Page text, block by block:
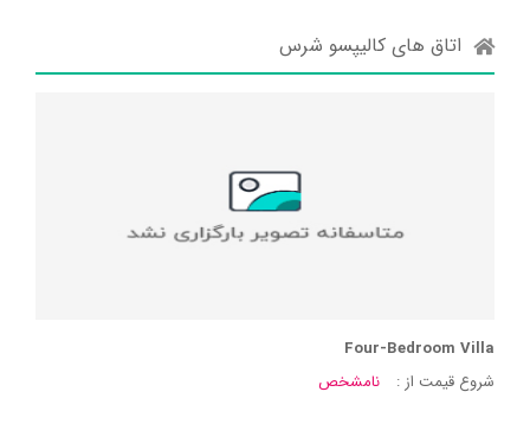
اتاق های کالیپسو شرس
Four-Bedroom Villa
شروع قیمت از :
نامشخص